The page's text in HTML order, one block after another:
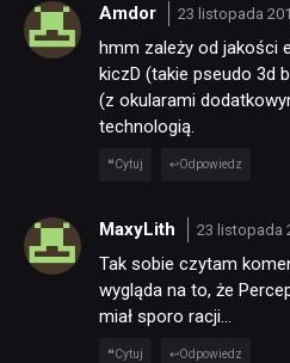
Amdor 23 listopada
hmm zależy od jakości
kiczD (takie pseudo 3d
(z okularami
technologią.
Cytuj Odpowiedz
MaxyLith 23 listopada
Tak sobie czytam
wygląda na to, że
miał sporo racji…
Cytuj Odpowiedz